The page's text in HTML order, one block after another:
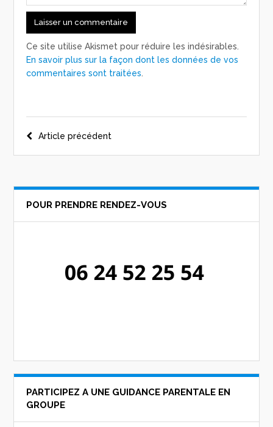
Ce site utilise Akismet pour réduire les indésirables.
En savoir plus sur la façon dont les données de vos
commentaires sont traitées.
Navigation
de
Article précédent
POUR PRENDRE RENDEZ-VOUS
PARTICIPEZ A UNE GUIDANCE PARENTALE EN
GROUPE